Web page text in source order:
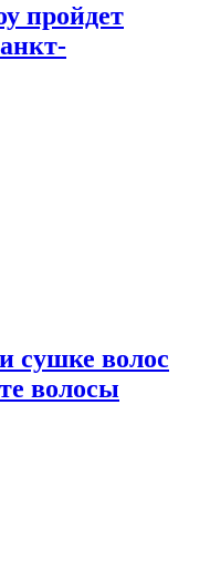
пройдет
сушке волос
волосы